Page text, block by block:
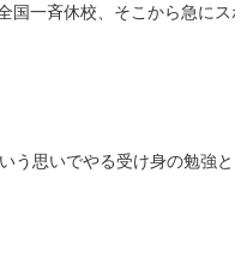
国一斉休校、そこから急に
う思いでやる受け身の勉強